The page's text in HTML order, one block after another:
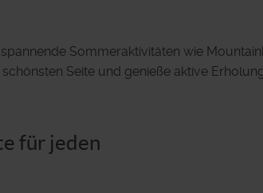
Sommeraktivitäten wie
Seite und genieße aktive
für jeden